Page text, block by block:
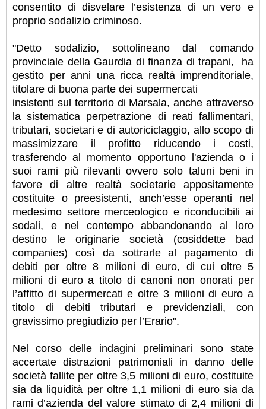
consentito di disvelare l’esistenza di un vero e
proprio sodalizio criminoso.
"Detto sodalizio, sottolineano dal comando
provinciale della Gaurdia di finanza di trapani, ha
gestito per anni una ricca realtà imprenditoriale,
titolare di buona parte dei supermercati
insistenti sul territorio di Marsala, anche attraverso
la sistematica perpetrazione di reati fallimentari,
tributari, societari e di autoriciclaggio, allo scopo di
massimizzare il profitto riducendo i costi,
trasferendo al momento opportuno l'azienda o i
suoi rami più rilevanti ovvero solo taluni beni in
favore di altre realtà societarie appositamente
costituite o preesistenti, anch’esse operanti nel
medesimo settore merceologico e riconducibili ai
sodali, e nel contempo abbandonando al loro
destino le originarie società (cosiddette bad
companies) così da sottrarle al pagamento di
debiti per oltre 8 milioni di euro, di cui oltre 5
milioni di euro a titolo di canoni non onorati per
l’affitto di supermercati e oltre 3 milioni di euro a
titolo di debiti tributari e previdenziali, con
gravissimo pregiudizio per l’Erario".
Nel corso delle indagini preliminari sono state
accertate distrazioni patrimoniali in danno delle
società fallite per oltre 3,5 milioni di euro, costituite
sia da liquidità per oltre 1,1 milioni di euro sia da
rami d’azienda del valore stimato di 2,4 milioni di